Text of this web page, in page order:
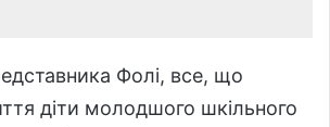
Фолі, все, що
діти молодшого шкільного